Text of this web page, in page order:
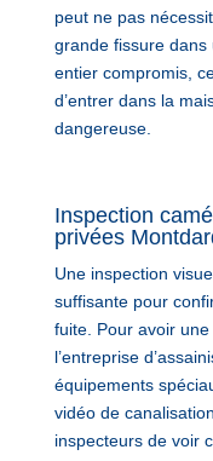
peut ne pas
grande fissure
entier compromis,
d’entrer dans la
dangereuse.
Inspection
privées
Une inspection
suffisante pour
fuite. Pour avoir
l’entreprise
équipements
vidéo de
inspecteurs de voir